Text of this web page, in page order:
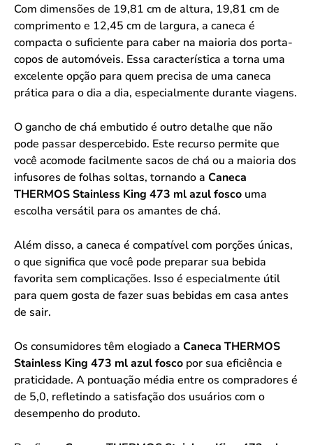
Com dimensões de 19,81 cm de altura, 19,81 cm de
comprimento e 12,45 cm de largura, a caneca é
compacta o suficiente para caber na maioria dos porta-
copos de automóveis. Essa característica a torna uma
excelente opção para quem precisa de uma caneca
prática para o dia a dia, especialmente durante viagens.
O gancho de chá embutido é outro detalhe que não
pode passar despercebido. Este recurso permite que
você acomode facilmente sacos de chá ou a maioria dos
infusores de folhas soltas, tornando a Caneca
THERMOS Stainless King 473 ml azul fosco uma
escolha versátil para os amantes de chá.
Além disso, a caneca é compatível com porções únicas,
o que significa que você pode preparar sua bebida
favorita sem complicações. Isso é especialmente útil
para quem gosta de fazer suas bebidas em casa antes
de sair.
Os consumidores têm elogiado a Caneca THERMOS
Stainless King 473 ml azul fosco por sua eficiência e
praticidade. A pontuação média entre os compradores é
de 5,0, refletindo a satisfação dos usuários com o
desempenho do produto.